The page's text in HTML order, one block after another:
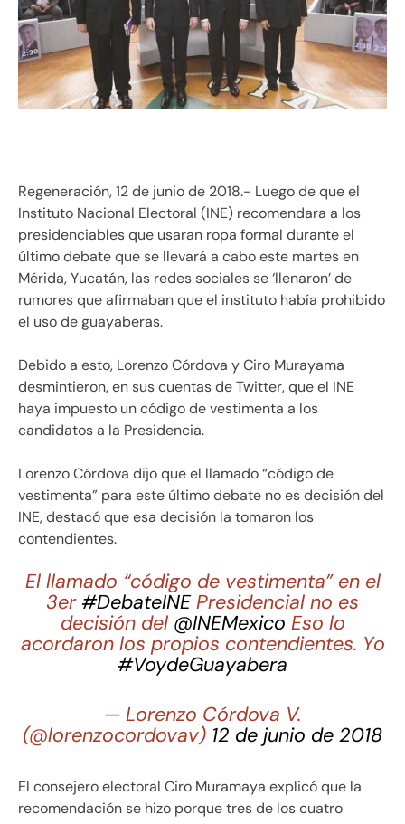
Regeneración, 12 de junio de 2018.- Luego de que el
Instituto Nacional Electoral (INE) recomendara a los
presidenciables que usaran ropa formal durante el
último debate que se llevará a cabo este martes en
Mérida, Yucatán, las redes sociales se ‘llenaron’ de
rumores que afirmaban que el instituto había prohibido
el uso de guayaberas.
Debido a esto, Lorenzo Córdova y Ciro Murayama
desmintieron, en sus cuentas de Twitter, que el INE
haya impuesto un código de vestimenta a los
candidatos a la Presidencia.
Lorenzo Córdova dijo que el llamado “código de
vestimenta” para este último debate no es decisión del
INE, destacó que esa decisión la tomaron los
contendientes.
El llamado “código de vestimenta” en el
3er#DebateINEPresidencial no es
decisión del @INEMexico Eso lo
acordaron los propios contendientes. Yo
#VoydeGuayabera
— Lorenzo Córdova V.
(@lorenzocordovav) 12 de junio de 2018
El consejero electoral Ciro Muramaya explicó que la
recomendación se hizo porque tres de los cuatro